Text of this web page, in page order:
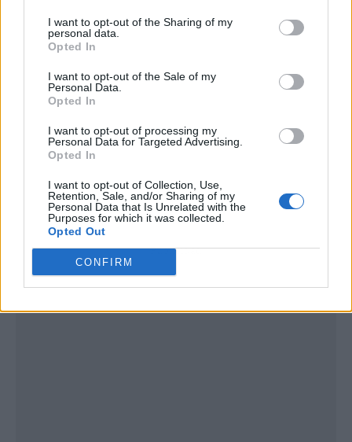
I want to opt-out of the Sharing of my
personal data.
Opted In
I want to opt-out of the Sale of my
Personal Data.
Opted In
I want to opt-out of processing my
Personal Data for Targeted Advertising.
Opted In
I want to opt-out of Collection, Use,
Retention, Sale, and/or Sharing of my
Personal Data that Is Unrelated with the
Purposes for which it was collected.
Opted Out
CONFIRM
Publicidad